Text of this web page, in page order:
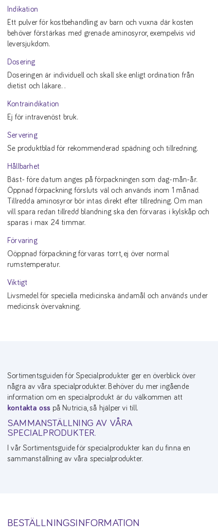
Indikation
Ett pulver för kostbehandling av barn och vuxna där kosten
behöver förstärkas med grenade aminosyror, exempelvis vid
leversjukdom.
Dosering
Doseringen är individuell och skall ske enligt ordination från
dietist och läkare. .
Kontraindikation
Ej för intravenöst bruk.
Servering
Se produktblad för rekommenderad spädning och tillredning.
Hållbarhet
Bäst- före datum anges på förpackningen som dag-mån-år.
Öppnad förpackning försluts väl och används inom 1 månad.
Tillredda aminosyror bör intas direkt efter tillredning. Om man
vill spara redan tillredd blandning ska den förvaras i kylskåp och
sparas i max 24 timmar.
Förvaring
Oöppnad förpackning förvaras torrt, ej över normal
rumstemperatur.
Viktigt
Livsmedel för speciella medicinska ändamål och används under
medicinsk övervakning.
Sortimentsguiden för Specialprodukter ger en överblick över
några av våra specialprodukter. Behöver du mer ingående
information om en specialprodukt är du välkommen att
kontakta oss på Nutricia, så hjälper vi till.
SAMMANSTÄLLNING AV VÅRA
SPECIALPRODUKTER.
I vår Sortimentsguide för specialprodukter kan du finna en
sammanställning av våra specialprodukter.
BESTÄLLNINGSINFORMATION